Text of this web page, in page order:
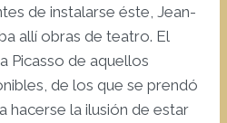
de instalarse éste, Jean-
allí obras de teatro. El
Picasso de aquellos
de los que se prendó
hacerse la ilusión de estar